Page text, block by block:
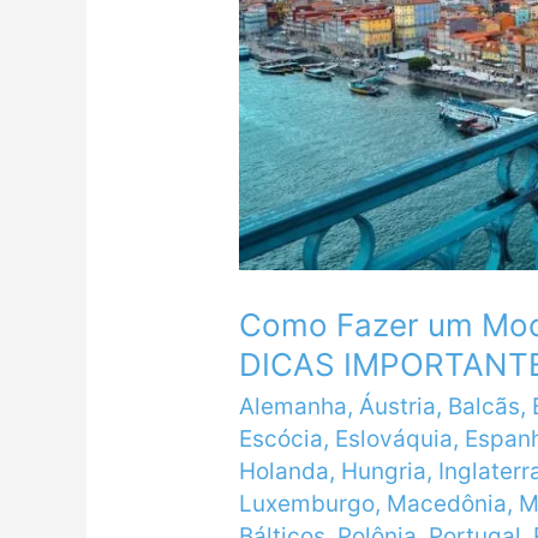
Como Fazer um
DICAS
Alemanha, Áustria, Balcãs,
Escócia, Eslováquia,
Holanda, Hungria,
Luxemburgo, Macedônia,